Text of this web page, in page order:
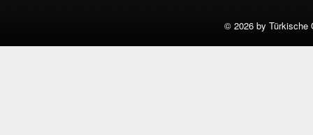
© 2026 by Türkische